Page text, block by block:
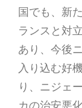
国でも、新
ランスと対
あり、今後
入り込む好
り、ニジェ
カの治安悪